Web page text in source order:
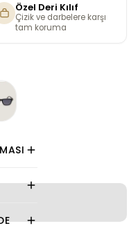
Özel Deri Kılıf
Çizik ve darbelere karşı
tam koruma